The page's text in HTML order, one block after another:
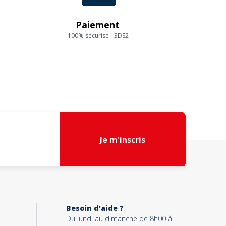
Paiement
100% sécurisé - 3DS2
Je m'inscris
Besoin d'aide ?
Du lundi au dimanche de 8h00 à